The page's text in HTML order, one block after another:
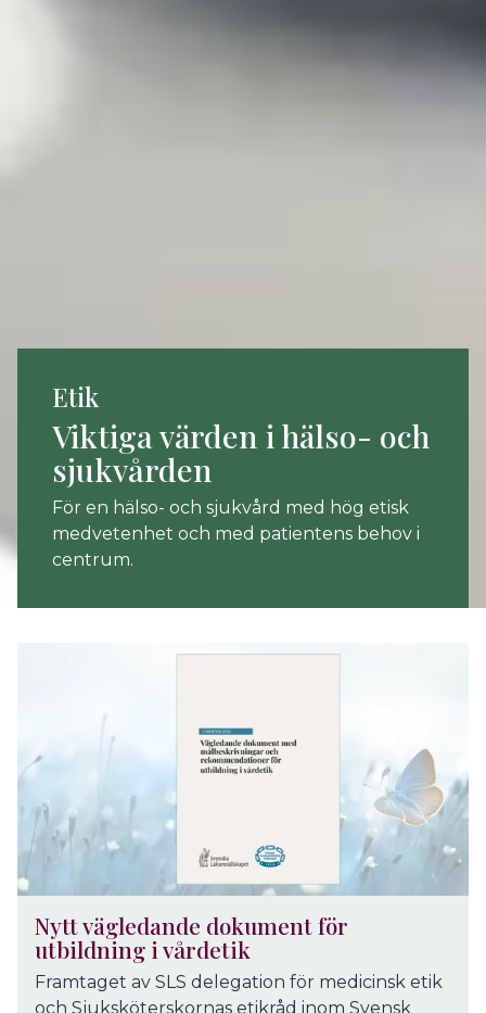
Etik
Viktiga värden i hälso- och
sjukvården
För en hälso- och sjukvård med hög etisk
medvetenhet och med patientens behov i
centrum.
Nytt vägledande dokument för
utbildning i vårdetik
Framtaget av SLS delegation för medicinsk etik
och Sjuksköterskornas etikråd inom Svensk